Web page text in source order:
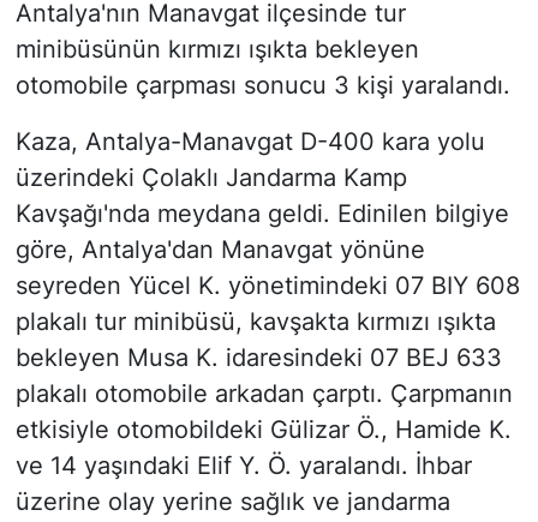
Antalya'nın Manavgat ilçesinde tur
minibüsünün kırmızı ışıkta bekleyen
otomobile çarpması sonucu 3 kişi yaralandı.
Kaza, Antalya-Manavgat D-400 kara yolu
üzerindeki Çolaklı Jandarma Kamp
Kavşağı'nda meydana geldi. Edinilen bilgiye
göre, Antalya'dan Manavgat yönüne
seyreden Yücel K. yönetimindeki 07 BIY 608
plakalı tur minibüsü, kavşakta kırmızı ışıkta
bekleyen Musa K. idaresindeki 07 BEJ 633
plakalı otomobile arkadan çarptı. Çarpmanın
etkisiyle otomobildeki Gülizar Ö., Hamide K.
ve 14 yaşındaki Elif Y. Ö. yaralandı. İhbar
üzerine olay yerine sağlık ve jandarma